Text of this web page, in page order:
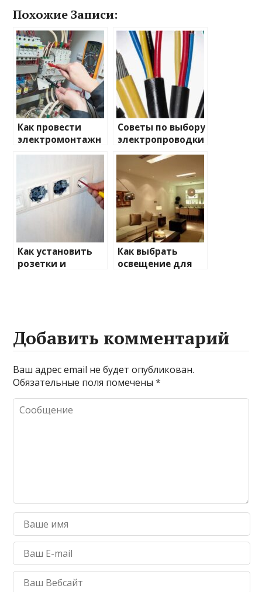
Похожие Записи:
Как провести
электромонтажн
ые работы
Советы по выбору
электропроводки
для дома
Как установить
розетки и
Как выбрать
освещение для
Добавить комментарий
Ваш адрес email не будет опубликован.
Обязательные поля помечены*